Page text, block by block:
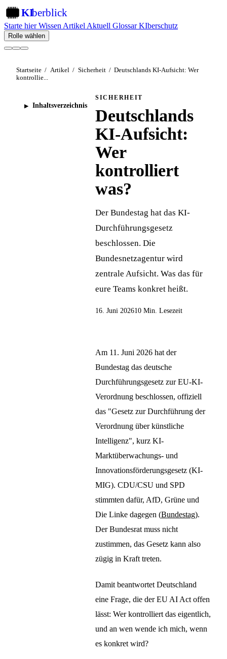
KIberblick
Starte hierWissen Artikel Aktuell GlossarKIberschutz
Rolle wählen
Startseite / Artikel / Sicherheit / Deutschlands KI-Aufsicht: Wer
kontrollie...
Inhaltsverzeichnis
SICHERHEIT
Deutschlands
KI-Aufsicht:
Wer
kontrolliert
was?
Der Bundestag hat das KI-
Durchführungsgesetz
beschlossen. Die
Bundesnetzagentur wird
zentrale Aufsicht. Was das für
eure Teams konkret heißt.
16. Juni 202610 Min. Lesezeit
Am 11. Juni 2026 hat der
Bundestag das deutsche
Durchführungsgesetz zur EU-KI-
Verordnung beschlossen, offiziell
das "Gesetz zur Durchführung der
Verordnung über künstliche
Intelligenz", kurz KI-
Marktüberwachungs- und
Innovationsförderungsgesetz (KI-
MIG). CDU/CSU und SPD
stimmten dafür, AfD, Grüne und
Die Linke dagegen (Bundestag).
Der Bundesrat muss nicht
zustimmen, das Gesetz kann also
zügig in Kraft treten.
Damit beantwortet Deutschland
eine Frage, die der EU AI Act offen
lässt: Wer kontrolliert das eigentlich,
und an wen wende ich mich, wenn
es konkret wird?